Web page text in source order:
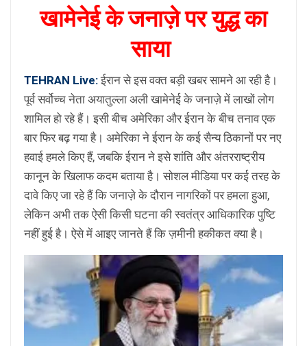
खामेनेई के जनाज़े पर युद्ध का
साया
TEHRAN Live:ईरान से इस वक्त बड़ी खबर सामने आ रही है।
पूर्व सर्वोच्च नेता अयातुल्ला अली खामेनेई के जनाज़े में लाखों लोग
शामिल हो रहे हैं। इसी बीच अमेरिका और ईरान के बीच तनाव एक
बार फिर बढ़ गया है। अमेरिका ने ईरान के कई सैन्य ठिकानों पर नए
हवाई हमले किए हैं, जबकि ईरान ने इसे शांति और अंतरराष्ट्रीय
कानून के खिलाफ कदम बताया है। सोशल मीडिया पर कई तरह के
दावे किए जा रहे हैं कि जनाज़े के दौरान नागरिकों पर हमला हुआ,
लेकिन अभी तक ऐसी किसी घटना की स्वतंत्र आधिकारिक पुष्टि
नहीं हुई है। ऐसे में आइए जानते हैं कि ज़मीनी हकीकत क्या है।